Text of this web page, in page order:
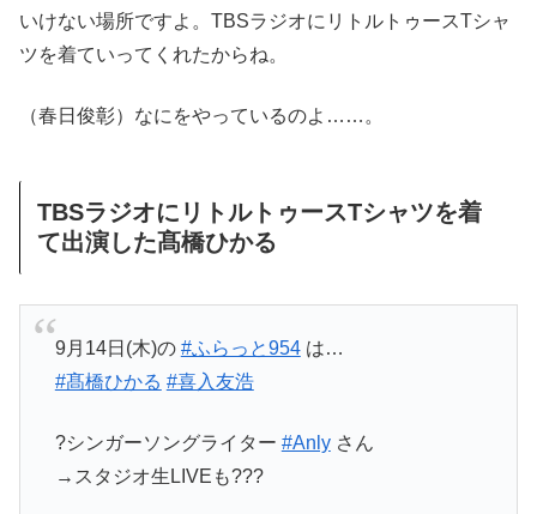
いけない場所ですよ。TBSラジオにリトルトゥースTシャ
ツを着ていってくれたからね。
（春日俊彰）なにをやっているのよ……。
TBSラジオにリトルトゥースTシャツを着
て出演した髙橋ひかる
9月14日(木)の #ふらっと954は…
#髙橋ひかる #喜入友浩
?シンガーソングライター #Anlyさん
→スタジオ生LIVEも???